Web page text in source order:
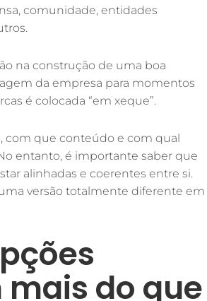
comunidade, entidades
na construção de uma boa
da empresa para momentos
é colocada “em xeque”.
com que conteúdo e com qual
entanto, é importante saber que
alinhadas e coerentes entre si.
versão totalmente diferente em
do que